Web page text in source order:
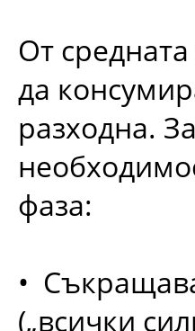
От
да
разходна.
фаза:
•
(„всички